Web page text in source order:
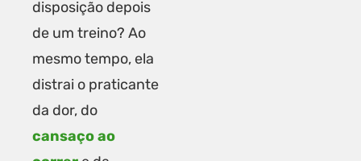
disposição depois
de um treino? Ao
mesmo tempo, ela
distrai o praticante
da dor, do
cansaço ao